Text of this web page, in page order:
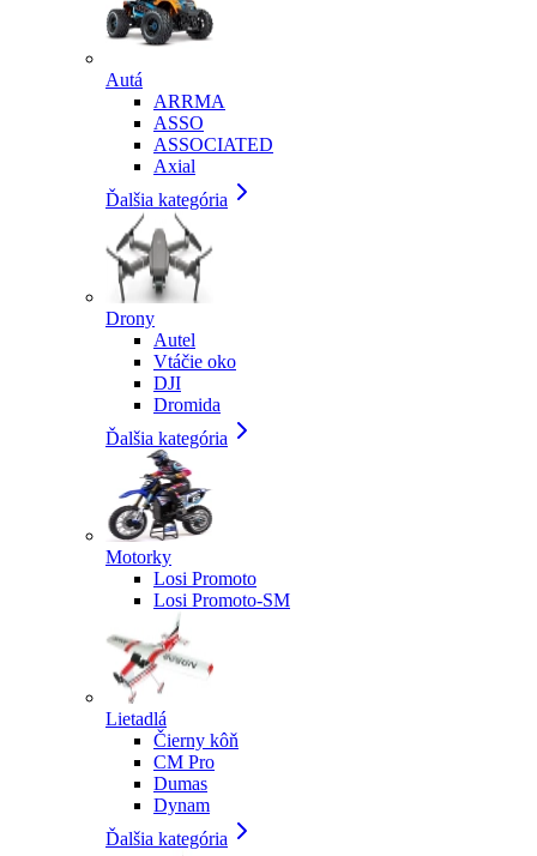
Autá
ARRMA
ASSO
ASSOCIATED
Axial
Ďalšia kategória
Drony
Autel
Vtáčie oko
DJI
Dromida
Ďalšia kategória
Motorky
Losi Promoto
Losi Promoto-SM
Lietadlá
Čierny kôň
CM Pro
Dumas
Dynam
Ďalšia kategória